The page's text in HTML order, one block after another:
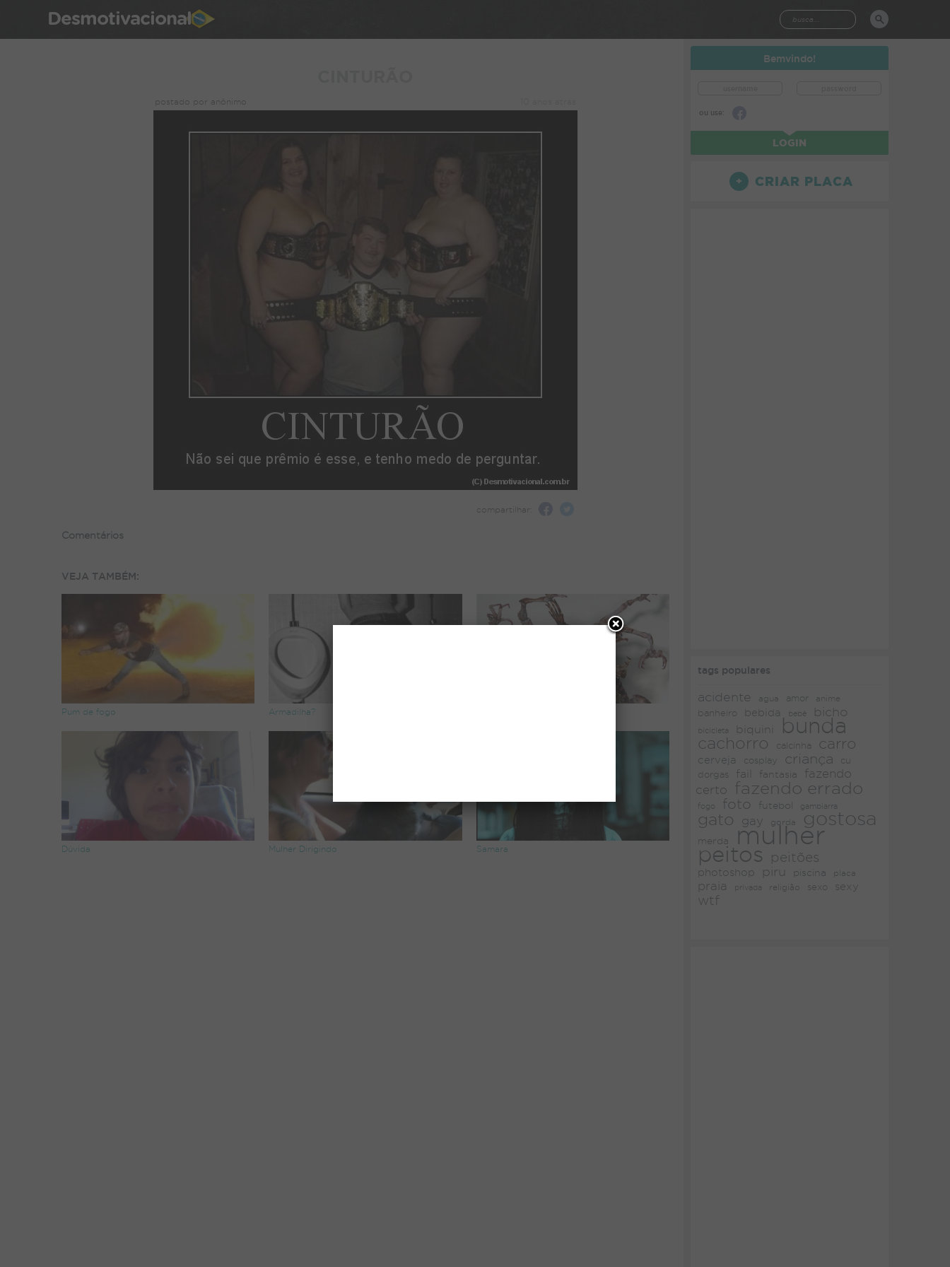
Desmotivacional
postado por anônimo
compartilhar:
Comentários
VEJA TAMBÉM:
Pum de fogo Armadilha?
Dúvida Mulher Dirigindo Samara
Bemvindo!
ou use:
LOGIN
CRIAR PLACA
tags populares
acidente agua amor
anime
banheiro
bebida bebê bicho
bicicleta biquini bunda
cachorro calcinha carro
cerveja cosplay criança cu
dorgas fail fantasia
fazendo
certo
fazendo errado
fogo foto futebol gambiarra
gato gay gorda gostosa
merda mulher
peitos peitões
photoshop piru piscina placa
praia privada religião sexo sexy
wtf